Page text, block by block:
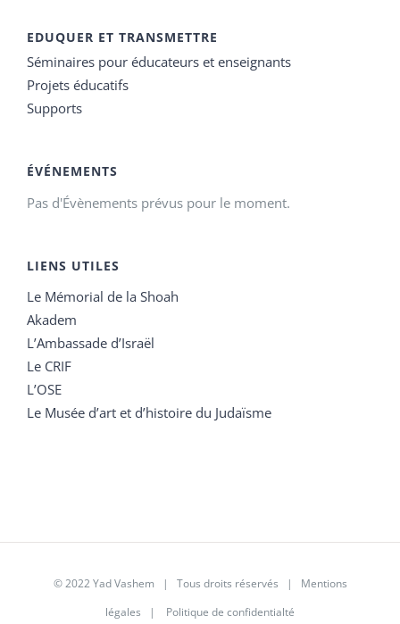
EDUQUER ET TRANSMETTRE
Séminaires pour éducateurs et enseignants
Projets éducatifs
Supports
ÉVÉNEMENTS
Pas d'Évènements prévus pour le moment.
LIENS UTILES
Le Mémorial de la Shoah
Akadem
L’Ambassade d’Israël
Le CRIF
L’OSE
Le Musée d’art et d’histoire du Judaïsme
© 2022 Yad Vashem | Tous droits réservés | Mentions
légales | Politique de confidentialté